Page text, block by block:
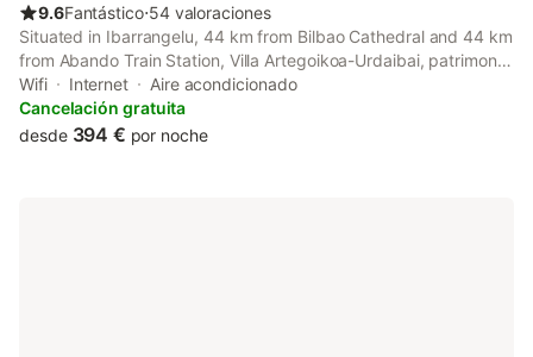
9.6Fantástico⋅54 valoraciones
Situated in Ibarrangelu, 44 km from Bilbao Cathedral and 44 km
from Abando Train Station, Villa Artegoikoa-Urdaibai, patrimonio
de la UNESCO offers a garden and air conditioning.
Wifi Internet
Aire acondicionado
Cancelación gratuita
desde 394 € por noche